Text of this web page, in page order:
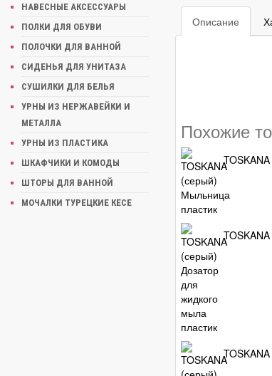
НАВЕСНЫЕ АКСЕССУАРЫ
ПОЛКИ ДЛЯ ОБУВИ
ПОЛОЧКИ ДЛЯ ВАННОЙ
СИДЕНЬЯ ДЛЯ УНИТАЗА
СУШИЛКИ ДЛЯ БЕЛЬЯ
УРНЫ ИЗ НЕРЖАВЕЙКИ И
МЕТАЛЛА
УРНЫ ИЗ ПЛАСТИКА
ШКАФЧИКИ И КОМОДЫ
ШТОРЫ ДЛЯ ВАННОЙ
МОЧАЛКИ ТУРЕЦКИЕ КЕСЕ
Описание
Похожие